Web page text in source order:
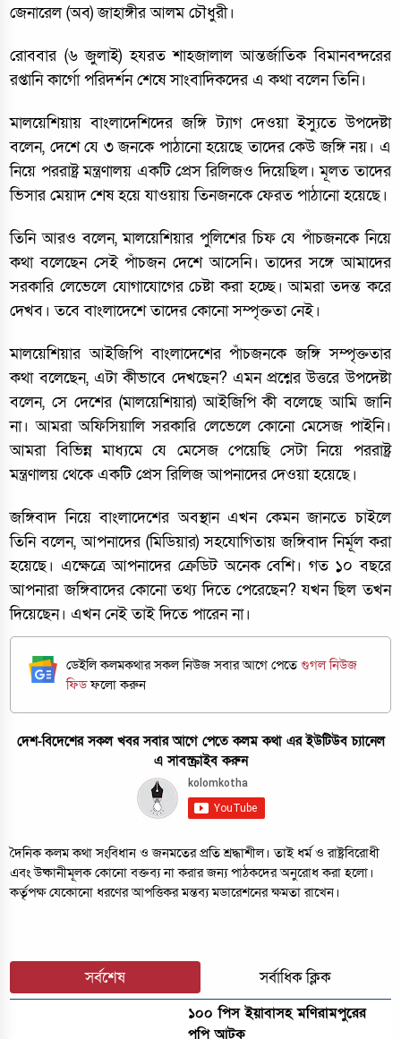
জেনারেল (অব) জাহাঙ্গীর আলম চৌধুরী।
রোববার (৬ জুলাই) হযরত শাহজালাল আন্তর্জাতিক বিমানবন্দরের
রপ্তানি কার্গো পরিদর্শন শেষে সাংবাদিকদের এ কথা বলেন তিনি।
মালয়েশিয়ায় বাংলাদেশিদের জঙ্গি ট্যাগ দেওয়া ইস্যুতে উপদেষ্টা
বলেন, দেশে যে ৩ জনকে পাঠানো হয়েছে তাদের কেউ জঙ্গি নয়। এ
নিয়ে পররাষ্ট্র মন্ত্রণালয় একটি প্রেস রিলিজও দিয়েছিল। মূলত তাদের
ভিসার মেয়াদ শেষ হয়ে যাওয়ায় তিনজনকে ফেরত পাঠানো হয়েছে।
তিনি আরও বলেন, মালয়েশিয়ার পুলিশের চিফ যে পাঁচজনকে নিয়ে
কথা বলেছেন সেই পাঁচজন দেশে আসেনি। তাদের সঙ্গে আমাদের
সরকারি লেভেলে যোগাযোগের চেষ্টা করা হচ্ছে। আমরা তদন্ত করে
দেখব। তবে বাংলাদেশে তাদের কোনো সম্পৃক্ততা নেই।
মালয়েশিয়ার আইজিপি বাংলাদেশের পাঁচজনকে জঙ্গি সম্পৃক্ততার
কথা বলেছেন, এটা কীভাবে দেখছেন? এমন প্রশ্নের উত্তরে উপদেষ্টা
বলেন, সে দেশের (মালয়েশিয়ার) আইজিপি কী বলেছে আমি জানি
না। আমরা অফিসিয়ালি সরকারি লেভেলে কোনো মেসেজ পাইনি।
আমরা বিভিন্ন মাধ্যমে যে মেসেজ পেয়েছি সেটা নিয়ে পররাষ্ট্র
মন্ত্রণালয় থেকে একটি প্রেস রিলিজ আপনাদের দেওয়া হয়েছে।
জঙ্গিবাদ নিয়ে বাংলাদেশের অবস্থান এখন কেমন জানতে চাইলে
তিনি বলেন, আপনাদের (মিডিয়ার) সহযোগিতায় জঙ্গিবাদ নির্মূল করা
হয়েছে। এক্ষেত্রে আপনাদের ক্রেডিট অনেক বেশি। গত ১০ বছরে
আপনারা জঙ্গিবাদের কোনো তথ্য দিতে পেরেছেন? যখন ছিল তখন
দিয়েছেন। এখন নেই তাই দিতে পারেন না।
ডেইলি কলমকথার সকল নিউজ সবার আগে পেতেগুগল নিউজ
ফিডফলো করুন
দেশ-বিদেশের সকল খবর সবার আগে পেতে কলম কথা এর ইউটিউব চ্যানেল
এ সাবস্ক্রাইব করুন
দৈনিক কলম কথা সংবিধান ও জনমতের প্রতি শ্রদ্ধাশীল। তাই ধর্ম ও রাষ্ট্রবিরোধী
এবং উষ্কানীমূলক কোনো বক্তব্য না করার জন্য পাঠকদের অনুরোধ করা হলো।
কর্তৃপক্ষ যেকোনো ধরণের আপত্তিকর মন্তব্য মডারেশনের ক্ষমতা রাখেন।
সর্বশেষ সর্বাধিক ক্লিক
১০০ পিস ইয়াবাসহ মণিরামপুরের
পপি আটক